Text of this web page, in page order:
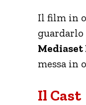
Il film in
messa in
Il Cast